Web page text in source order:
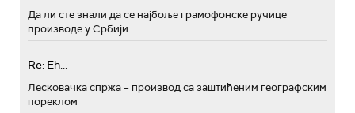
Да ли сте знали да се најбоље грамофонске ручице
производе у Србији
Re: Eh...
Лесковачка спржа – производ са заштићеним географским
пореклом